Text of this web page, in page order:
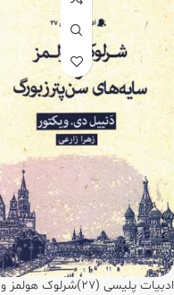
ادبیات پلیسی (27)شرلوک هولمز و